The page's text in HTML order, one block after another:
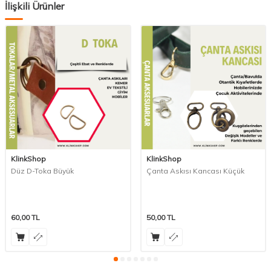
İlişkili Ürünler
KlinkShop
Düz D-Toka Büyük
60,00TL
KlinkShop
Çanta Askısı Kancası Küçük
50,00TL